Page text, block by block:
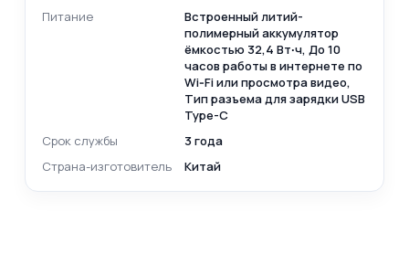
Питание
Встроенный литий-
полимерный аккумулятор
ёмкостью 32,4 Вт∙ч, До 10
часов работы в интернете по
Wi‑Fi или просмотра видео,
Тип разъема для зарядки USB
Type-C
Срок службы
3 года
Страна-изготовитель
Китай